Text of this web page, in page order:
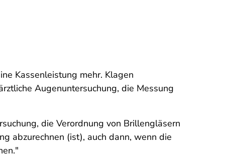
Kassenleistung mehr. Klagen
Augenuntersuchung, die Messung
die Verordnung von Brillengläsern
abzurechnen (ist), auch dann, wenn die